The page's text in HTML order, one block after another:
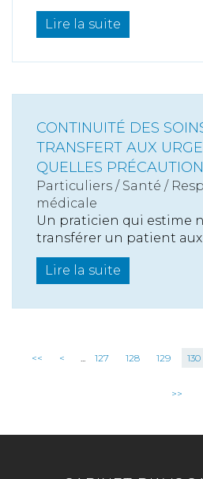
Lire la suite
CONTINUITÉ DES
TRANSFERT AUX
QUELLES
Particuliers / Santé /
médicale
Un praticien qui estime
transférer un patient aux
Lire la suite
<< < 127 128 129 130
>>